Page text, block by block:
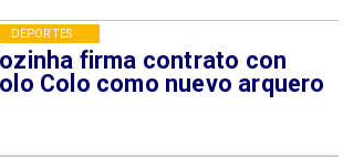
firma contrato con
Colo como nuevo arquero
DEPORTES